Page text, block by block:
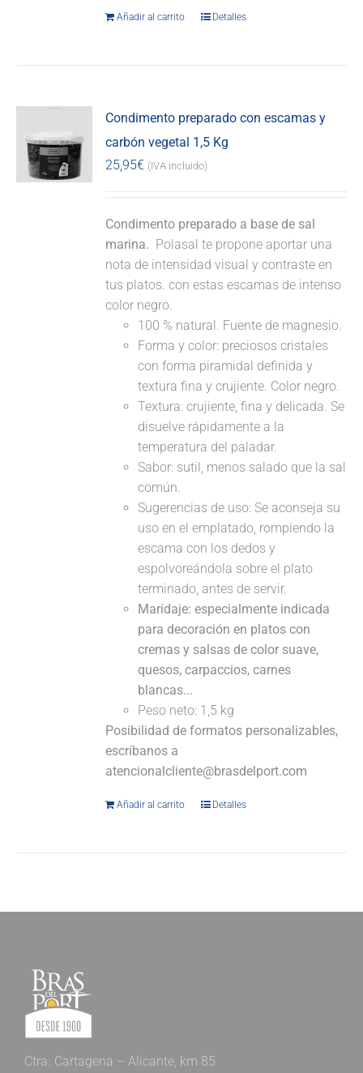
Añadir al carrito Detalles
Condimento preparado con escamas y
carbón vegetal 1,5 Kg
25,95€ (IVA incluido)
Condimento preparado a base de sal
marina. Polasal te propone aportar una
nota de intensidad visual y contraste en
tus platos. con estas escamas de intenso
color negro.
100 % natural. Fuente de magnesio.
Forma y color: preciosos cristales
con forma piramidal definida y
textura fina y crujiente. Color negro.
Textura: crujiente, fina y delicada. Se
disuelve rápidamente a la
temperatura del paladar.
Sabor: sutil, menos salado que la sal
común.
Sugerencias de uso: Se aconseja su
uso en el emplatado, rompiendo la
escama con los dedos y
espolvoreándola sobre el plato
terminado, antes de servir.
Maridaje: especialmente indicada
para decoración en platos con
cremas y salsas de color suave,
quesos, carpaccios, carnes
blancas...
Peso neto: 1,5 kg
Posibilidad de formatos personalizables,
escríbanos a
atencionalcliente@brasdelport.com
Añadir al carrito Detalles
Ctra. Cartagena – Alicante, km 85